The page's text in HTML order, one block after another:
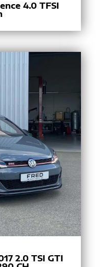
4.0 TFSI
2.0 TSI GTI